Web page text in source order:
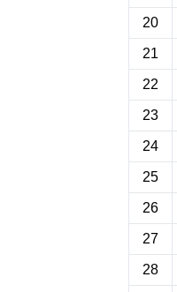
20
21
22
23
24
25
26
27
28